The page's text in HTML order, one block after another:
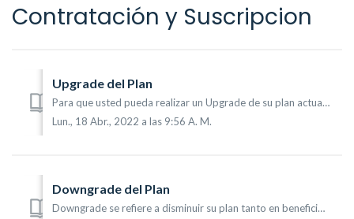
Contratación y Suscripcion
Upgrade del Plan
Para que usted pueda realizar un Upgrade de su plan actual, siga los pasos a continuación: Mi Cuenta (1) -> Planes (2) hacer clic luego en el botón d...
Lun., 18 Abr., 2022 a las 9:56 A. M.
Downgrade del Plan
Downgrade se refiere a disminuir su plan tanto en beneficios de funcionalidades como en precio por licencia. Para que usted pueda realizar un Downgrade de ...